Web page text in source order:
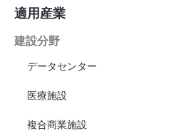
適用産業
建設分野
データセンター
医療施設
複合商業施設